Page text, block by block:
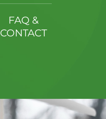
FAQ &
CONTACT